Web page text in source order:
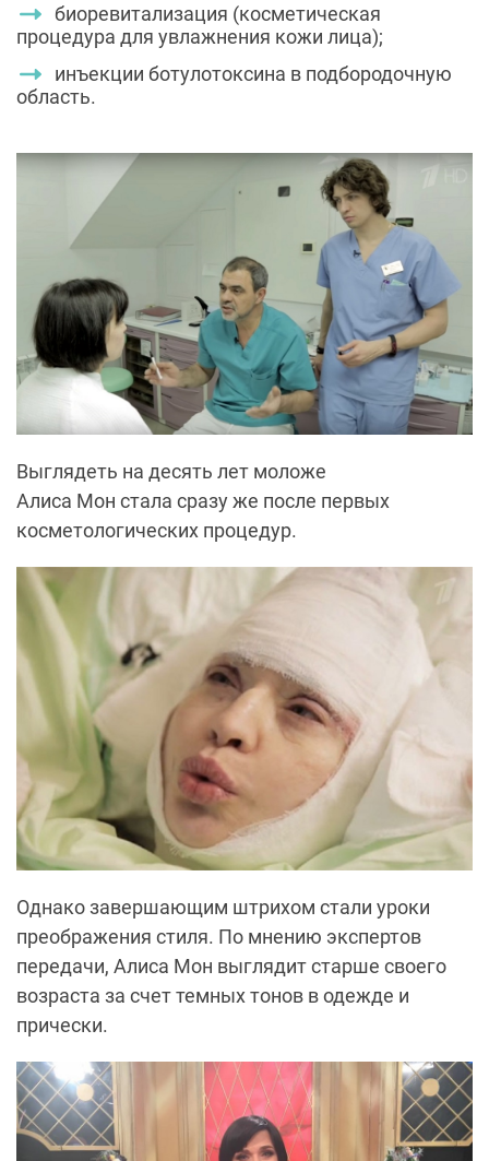
биоревитализация (косметическая
процедура для увлажнения кожи лица);
инъекции ботулотоксина в подбородочную
область.
Выглядеть на десять лет моложе
Алиса Мон стала сразу же после первых
косметологических процедур.
Однако завершающим штрихом стали уроки
преображения стиля. По мнению экспертов
передачи, Алиса Мон выглядит старше своего
возраста за счет темных тонов в одежде и
прически.